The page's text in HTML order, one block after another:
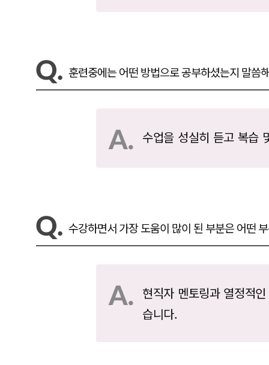
훈련중에는 어떤 방법으로 공부하셨는지 말씀
수업을 성실히 듣고 복습
수강하면서 가장 도움이 많이 된 부분은 어떤
현직자 멘토링과 열정적
습니다.